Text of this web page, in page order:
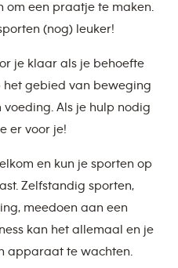
een praatje te maken.
(nog) leuker!
je klaar als je behoefte
gebied van beweging
Als je hulp nodig
er voor je!
en kun je sporten op
Zelfstandig sporten,
meedoen aan een
kan het allemaal en je
apparaat te wachten.